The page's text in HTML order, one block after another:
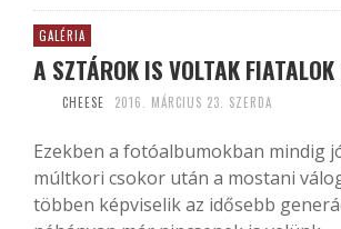
GALÉRIA
A SZTÁROK IS VOLTAK
CHEESE 2016. MÁRCIUS 23. SZERDA
Ezekben a fotóalbumokban mindig
múltkori csokor után a mostani
többen képviselik az idősebb